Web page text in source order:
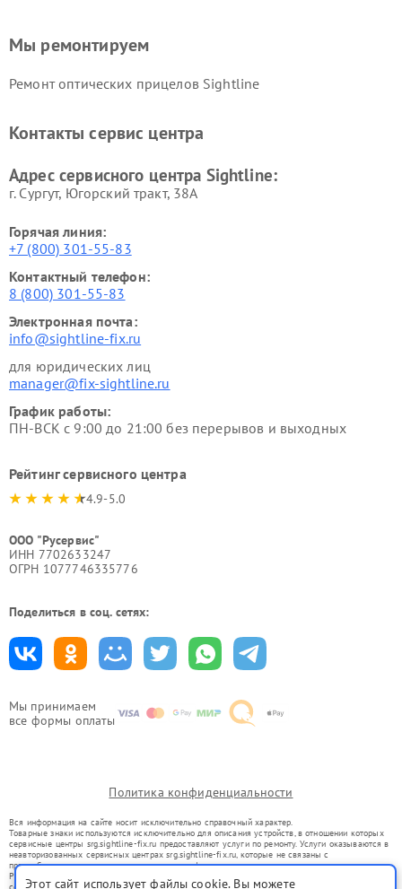
Мы принимаем
все формы оплаты
Мы ремонтируем
Ремонт оптических прицелов Sightline
Контакты сервис центра
Адрес сервисного центра Sightline:
г. Сургут, Югорский тракт, 38А
Горячая линия:
+7 (800) 301-55-83
Контактный телефон:
8 (800) 301-55-83
Электронная почта:
info@sightline-fix.ru
для юридических лиц
manager@fix-sightline.ru
График работы:
ПН-ВСК с 9:00 до 21:00 без перерывов и выходных
Рейтинг сервисного центра
4.9-5.0
ООО "Русервис"
ИНН 7702633247
ОГРН 1077746335776
Поделиться в соц. сетях:
Политика конфиденциальности
Вся информация на сайте носит исключительно справочный характер.
Товарные знаки используются исключительно для описания устройств, в отношении которых
сервисные центры srg.sightline-fix.ru предоставляют услуги по ремонту. Услуги оказываются в
неавторизованных сервисных центрах srg.sightline-fix.ru, которые не связаны с
правообладателями товарных знаков или их официальными представителями.
Ремонт осуществляется для устройств, уже введенных в гражданский оборот в соответствии
Этот сайт использует файлы cookie. Вы можете